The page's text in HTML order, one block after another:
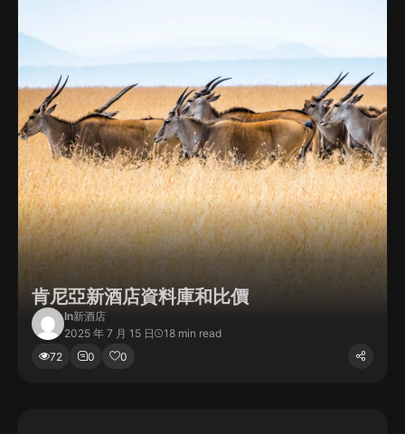
肯尼亞新酒店資料庫和比價
In新酒店
2025 年 7 月 15 日
18 min read
72
0 0